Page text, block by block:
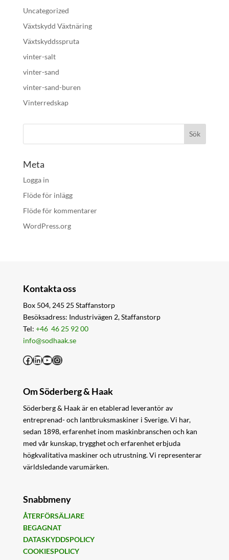
Uncategorized
Växtskydd Växtnäring
Växtskyddsspruta
vinter-salt
vinter-sand
vinter-sand-buren
Vinterredskap
Meta
Logga in
Flöde för inlägg
Flöde för kommentarer
WordPress.org
Kontakta oss
Box 504, 245 25 Staffanstorp
Besöksadress: Industrivägen 2, Staffanstorp
Tel: +46 46 25 92 00
info@sodhaak.se
Facebook
LinkedIn
YouTube
Instagram
Om Söderberg & Haak
Söderberg & Haak är en etablerad leverantör av
entreprenad- och lantbruksmaskiner i Sverige. Vi har,
sedan 1898, erfarenhet inom maskinbranschen och kan
med vår kunskap, trygghet och erfarenhet erbjuda
högkvalitativa maskiner och utrustning. Vi representerar
världsledande varumärken.
Snabbmeny
ÅTERFÖRSÄLJARE
BEGAGNAT
DATASKYDDSPOLICY
COOKIESPOLICY